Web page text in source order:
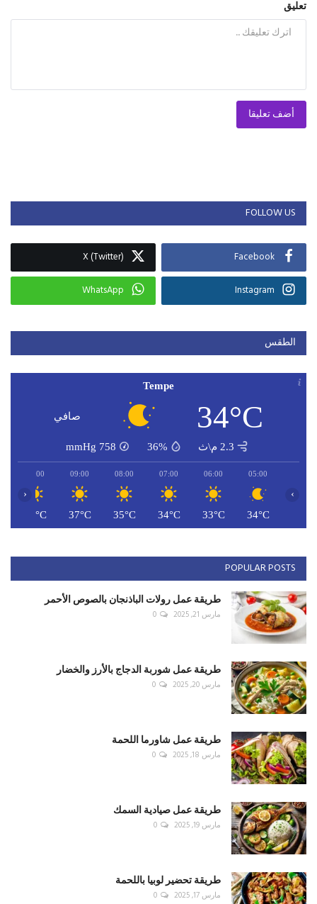
تعليق
أضف تعليقا
FOLLOW US
Facebook
X (Twitter)
Instagram
WhatsApp
الطقس
Tempe
34°C صافي
2.3 م\ث 36%
758
mmHg
05:00
34°C
06:00
33°C
07:00
34°C
08:00
35°C
09:00
37°C
10:00
38°C
‹ ›
POPULAR POSTS
طريقة عمل رولات الباذنجان بالصوص الأحمر
مارس 21, 2025 0
طريقة عمل شوربة الدجاج بالأرز والخضار
مارس 20, 2025 0
طريقة عمل شاورما اللحمة
مارس 18, 2025 0
طريقة عمل صيادية السمك
مارس 19, 2025 0
طريقة تحضير لوبيا باللحمة
مارس 17, 2025 0